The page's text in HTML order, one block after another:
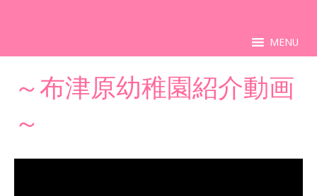
MENU
～布津原幼稚園紹介動画
～